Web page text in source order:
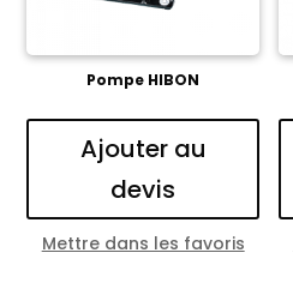
Pompe HIBON
Ajouter au
devis
Mettre dans les favoris